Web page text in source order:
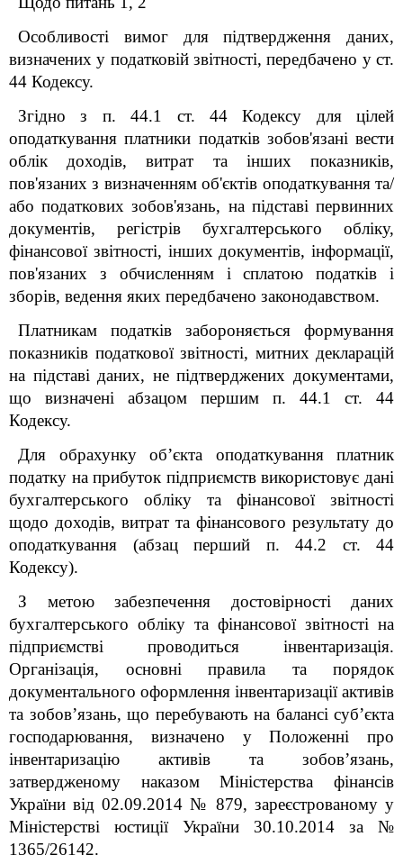
Особливості вимог для підтвердження даних,
визначених у податковій звітності, передбачено у ст.
44 Кодексу.
Згідно з п. 44.1 ст. 44 Кодексу для цілей
оподаткування платники податків зобов'язані вести
облік доходів, витрат та інших показників,
пов'язаних з визначенням об'єктів оподаткування та/
або податкових зобов'язань, на підставі первинних
документів, регістрів бухгалтерського обліку,
фінансової звітності, інших документів, інформації,
пов'язаних з обчисленням і сплатою податків і
зборів, ведення яких передбачено законодавством.
Платникам податків забороняється формування
показників податкової звітності, митних декларацій
на підставі даних, не підтверджених документами,
що визначені абзацом першим п. 44.1 ст. 44
Кодексу.
Для обрахунку об’єкта оподаткування платник
податку на прибуток підприємств використовує дані
бухгалтерського обліку та фінансової звітності
щодо доходів, витрат та фінансового результату до
оподаткування (абзац перший п. 44.2 ст. 44
Кодексу).
З метою забезпечення достовірності даних
бухгалтерського обліку та фінансової звітності на
підприємстві проводиться інвентаризація.
Організація, основні правила та порядок
документального оформлення інвентаризації активів
та зобов’язань, що перебувають на балансі суб’єкта
господарювання, визначено у Положенні про
інвентаризацію активів та зобов’язань,
затвердженому наказом Міністерства фінансів
України від 02.09.2014 № 879, зареєстрованому у
Міністерстві юстиції України 30.10.2014 за №
1365/26142.